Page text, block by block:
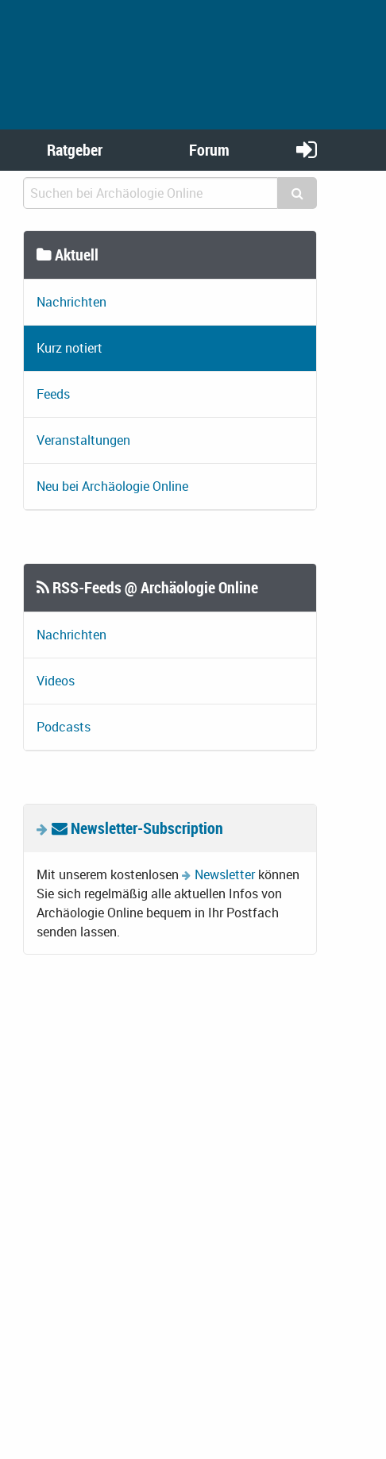
Ratgeber Forum
Aktuell
Nachrichten
Kurz notiert
Feeds
Veranstaltungen
Neu bei Archäologie Online
RSS-Feeds @ Archäologie Online
Nachrichten
Videos
Podcasts
Newsletter-Subscription
Mit unserem kostenlosen Newsletterkönnen
Sie sich regelmäßig alle aktuellen Infos von
Archäologie Online bequem in Ihr Postfach
senden lassen.